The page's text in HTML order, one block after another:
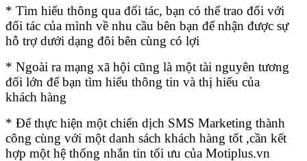
* Tìm hiểu thông qua đối tác, bạn có thể trao đổi với
đối tác của mình về nhu cầu bên bạn để nhận được sự
hỗ trợ dưới dạng đôi bên cùng có lợi
* Ngoài ra mạng xã hội cũng là một tài nguyên tương
đối lớn để bạn tìm hiểu thông tin và thị hiếu của
khách hàng
* Để thực hiện một chiến dịch SMS Marketing thành
công cùng với một danh sách khách hàng tốt ,cần kết
hợp một hệ thống nhắn tin tối ưu của Motiplus.vn